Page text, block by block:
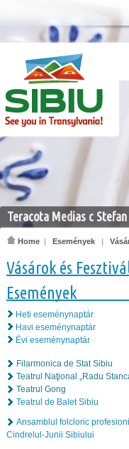
Teracota Medias c
Home | Események |
Vásárok és
Események
Heti eseménynaptár
Havi eseménynaptár
Évi eseménynaptár
Filarmonica de Stat Sibiu
Teatrul Naţional „Radu
Teatrul Gong
Teatrul de Balet Sibiu
Ansamblul folcloric
Cindrelul-Junii Sibiului